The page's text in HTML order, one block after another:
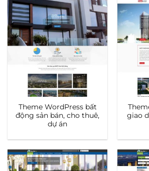
Theme WordPress bất
động sản bán, cho thuê,
dự án
giao